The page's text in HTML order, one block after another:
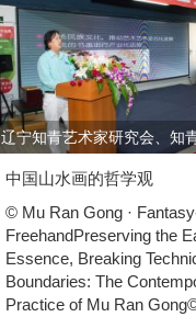
辽宁知青艺术家研究会、知
画院筹备启动
中国山水画的哲学观
© Mu Ran Gong ·
FreehandPreserving the
Essence, Breaking
Boundaries: The
Practice of Mu Ran